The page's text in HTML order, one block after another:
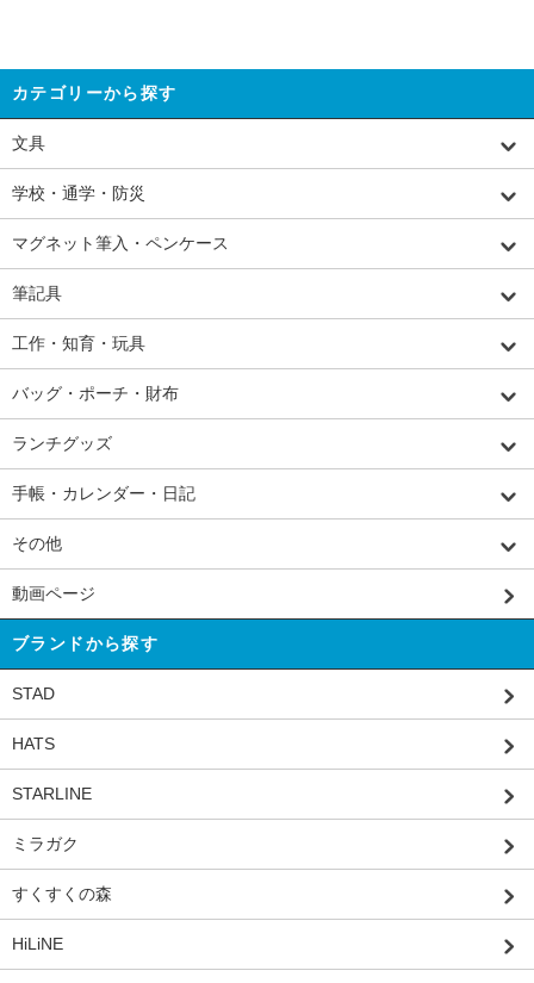
カテゴリーから探す
文具
学校・通学・防災
マグネット筆入・ペンケース
筆記具
工作・知育・玩具
バッグ・ポーチ・財布
ランチグッズ
手帳・カレンダー・日記
その他
動画ページ
ブランドから探す
STAD
HATS
STARLINE
ミラガク
すくすくの森
HiLiNE